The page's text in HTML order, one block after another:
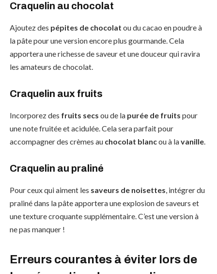
Craquelin au chocolat
Ajoutez des pépites de chocolat ou du cacao en poudre à
la pâte pour une version encore plus gourmande. Cela
apportera une richesse de saveur et une douceur qui ravira
les amateurs de chocolat.
Craquelin aux fruits
Incorporez des fruits secs ou de la purée de fruits pour
une note fruitée et acidulée. Cela sera parfait pour
accompagner des crèmes au chocolat blancou à lavanille
Craquelin au praliné
Pour ceux qui aiment les saveurs de noisettes , intégrer du
praliné dans la pâte apportera une explosion de saveurs et
une texture croquante supplémentaire. C’est une version à
ne pas manquer !
Erreurs courantes à éviter lors de